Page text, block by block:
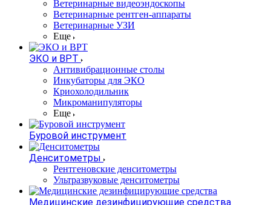
Ветеринарные видеоэндоскопы
Ветеринарные рентген-аппараты
Ветеринарные УЗИ
Еще
ЭКО и ВРТ
Антивибрационные столы
Инкубаторы для ЭКО
Криохолодильник
Микроманипуляторы
Еще
Буровой инструмент
Денситометры
Рентгеновские денситометры
Ультразвуковые денситометры
Медицинские дезинфицирующие средства